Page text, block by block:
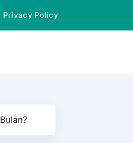
Privacy Policy